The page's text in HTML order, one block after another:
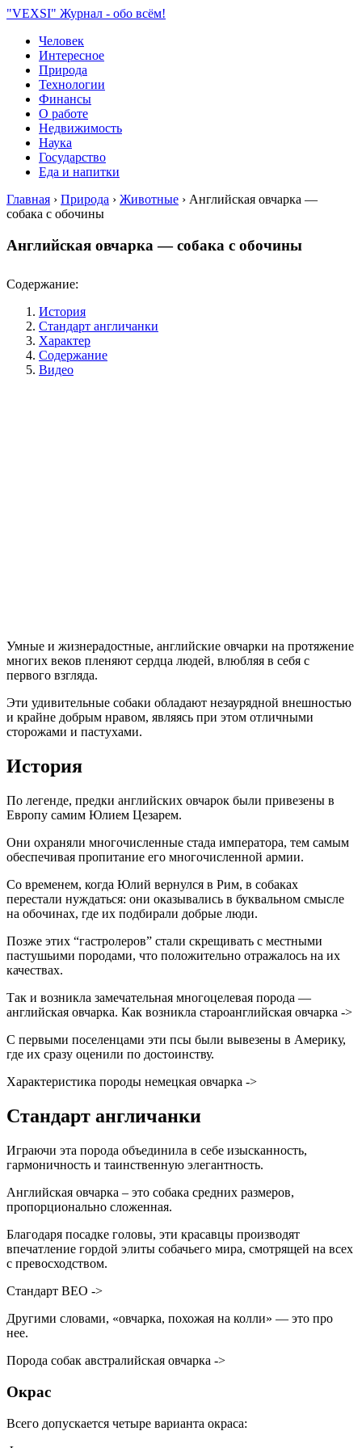
"VEXSI" Журнал - обо всём!
Человек
Интересное
Природа
Технологии
Финансы
О работе
Недвижимость
Наука
Государство
Еда и напитки
Главная › Природа › Животные › Английская овчарка —
собака с обочины
Английская овчарка — собака с обочины
Содержание:
История
Стандарт англичанки
Характер
Содержание
Видео
Умные и жизнерадостные, английские овчарки на протяжение
многих веков пленяют сердца людей, влюбляя в себя с
первого взгляда.
Эти удивительные собаки обладают незаурядной внешностью
и крайне добрым нравом, являясь при этом отличными
сторожами и пастухами.
История
По легенде, предки английских овчарок были привезены в
Европу самим Юлием Цезарем.
Они охраняли многочисленные стада императора, тем самым
обеспечивая пропитание его многочисленной армии.
Со временем, когда Юлий вернулся в Рим, в собаках
перестали нуждаться: они оказывались в буквальном смысле
на обочинах, где их подбирали добрые люди.
Позже этих “гастролеров” стали скрещивать с местными
пастушьими породами, что положительно отражалось на их
качествах.
Так и возникла замечательная многоцелевая порода —
английская овчарка. Как возникла староанглийская овчарка ->
С первыми поселенцами эти псы были вывезены в Америку,
где их сразу оценили по достоинству.
Характеристика породы немецкая овчарка ->
Стандарт англичанки
Играючи эта порода объединила в себе изысканность,
гармоничность и таинственную элегантность.
Английская овчарка – это собака средних размеров,
пропорционально сложенная.
Благодаря посадке головы, эти красавцы производят
впечатление гордой элиты собачьего мира, смотрящей на всех
с превосходством.
Стандарт ВЕО ->
Другими словами, «овчарка, похожая на колли» — это про
нее.
Порода собак австралийская овчарка ->
Окрас
Всего допускается четыре варианта окраса: